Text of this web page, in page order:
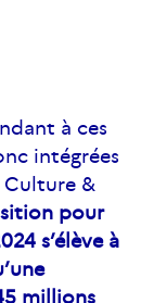
à ces
intégrées
Culture &
pour
s’élève à
millions